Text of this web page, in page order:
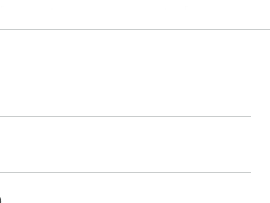
stil de viață modern,
luminoasă, diningul
cu cămară, creează un